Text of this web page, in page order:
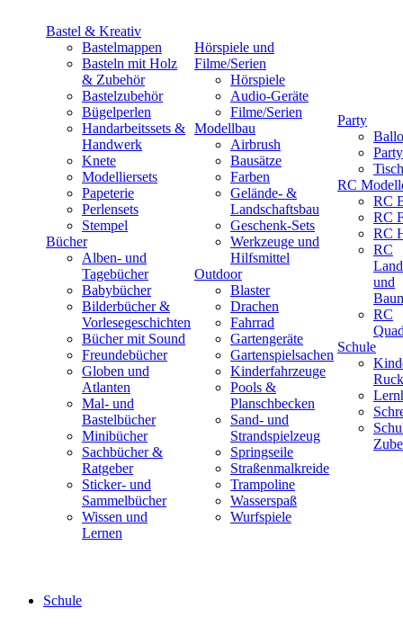
Bastel & Kreativ
Bastelmappen
Basteln mit Holz
& Zubehör
Bastelzubehör
Bügelperlen
Handarbeitssets &
Handwerk
Knete
Modelliersets
Papeterie
Perlensets
Stempel
Bücher
Alben- und
Tagebücher
Babybücher
Bilderbücher &
Vorlesegeschichten
Bücher mit Sound
Freundebücher
Globen und
Atlanten
Mal- und
Bastelbücher
Minibücher
Sachbücher &
Ratgeber
Sticker- und
Sammelbücher
Wissen und
Lernen
Hörspiele und
Filme/Serien
Hörspiele
Audio-Geräte
Filme/Serien
Modellbau
Airbrush
Bausätze
Farben
Gelände- &
Landschaftsbau
Geschenk-Sets
Werkzeuge und
Hilfsmittel
Outdoor
Blaster
Drachen
Fahrrad
Gartengeräte
Gartenspielsachen
Kinderfahrzeuge
Pools &
Planschbecken
Sand- und
Strandspielzeug
Springseile
Straßenmalkreide
Trampoline
Wasserspaß
Wurfspiele
Party
RC
RC
RC
RC
RC
und
RC
Schule
Schule